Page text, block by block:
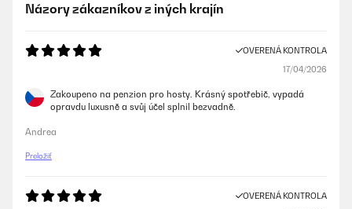
Názory zákazníkov z iných krajín
OVERENÁ KONTROLA
17/04/2026
Zakoupeno na penzion pro hosty. Krásný spotřebič, vypadá
opravdu luxusně a svůj účel splnil bezvadně.
Andrea
Preložiť
OVERENÁ KONTROLA